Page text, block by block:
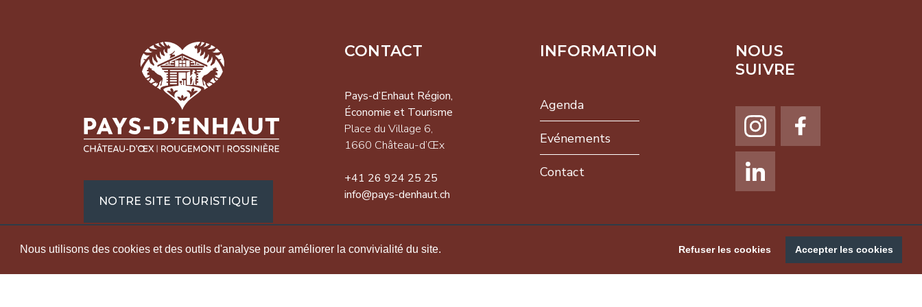
Nous utilisons des cookies et des outils d'analyse pour améliorer la convivialité du site. Refuser les cookies Accepter les cookies
Économie et
Place du Village 6,
+41 26 924 25 25
denhaut.ch
NEWSLETTER NOUS SUIVRE
NOTRE SITE TOURISTIQUE
CONTACT
Pays-d’Enhaut Région,
Économie et Tourisme
Place du Village 6,
1660 Château-d’Œx
+41 26 924 25 25
info@pays-denhaut.ch
INFORMATION
Agenda
Evénements
Contact
NOUS
SUIVRE